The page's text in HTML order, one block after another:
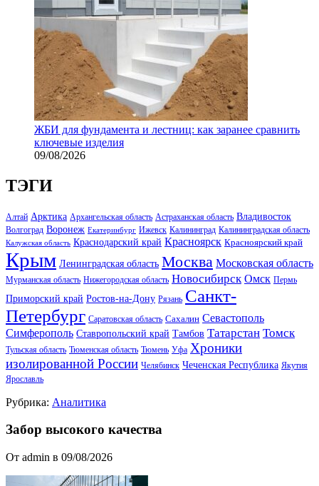
ЖБИ для фундамента и лестниц: как заранее сравнить
ключевые изделия
09/08/2026
ТЭГИ
Алтай Арктика Архангельская область Астраханская область Владивосток
Волгоград Воронеж Екатеринбург Ижевск Калининград Калининградская область
Калужская область Краснодарский край Красноярск Красноярский край
Крым Ленинградская область Москва Московская область
Мурманская область Нижегородская область Новосибирск Омск Пермь
Приморский край Ростов-на-Дону Рязань Санкт-
Петербург Саратовская область Сахалин Севастополь
Симферополь Ставропольский край Тамбов Татарстан Томск
Тульская область Тюменская область Тюмень Уфа Хроники
изолированной России Челябинск Чеченская Республика Якутия
Ярославль
Рубрика: Аналитика
Забор высокого качества
От admin в 09/08/2026